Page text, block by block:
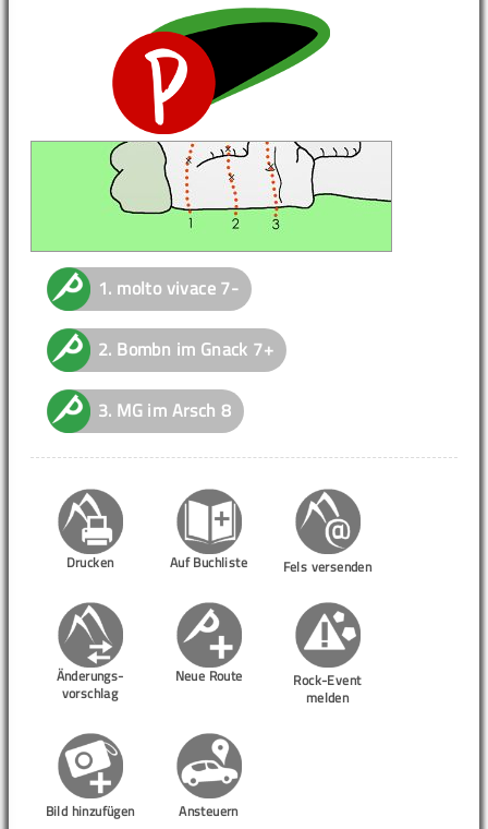
1. molto vivace 7-
2. Bombn im Gnack 7+
3. MG im Arsch 8
Drucken Auf Buchliste Fels versenden
Änderungs-
vorschlag
Neue Route
Rock-Event
melden
Bild hinzufügen Ansteuern